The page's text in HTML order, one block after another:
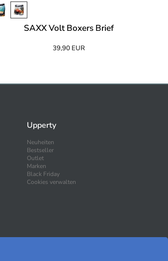
SAXX Volt Boxers Brief
39,90 EUR
Upperty
Neuheiten
Bestseller
Outlet
Marken
Black Friday
Cookies verwalten